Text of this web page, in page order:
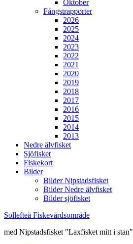
Oktober
Fångstrapporter
2026
2025
2024
2023
2022
2021
2020
2019
2018
2017
2016
2015
2014
2013
Nedre älvfisket
Sjöfisket
Fiskekort
Bilder
Bilder Nipstadsfisket
Bilder Nedre älvfisket
Bilder sjöfisket
Sollefteå Fiskevårdsområde
med Nipstadsfisket "Laxfisket mitt i stan"